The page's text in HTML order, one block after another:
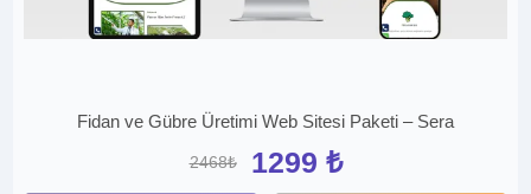
Fidan ve Gübre Üretimi Web Sitesi Paketi – Sera
2468₺ 1299 ₺